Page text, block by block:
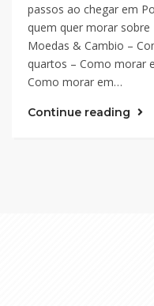
passos ao chegar em
quem quer morar sobre
Moedas & Cambio –
quartos – Como morar
Como morar em…
Continue reading